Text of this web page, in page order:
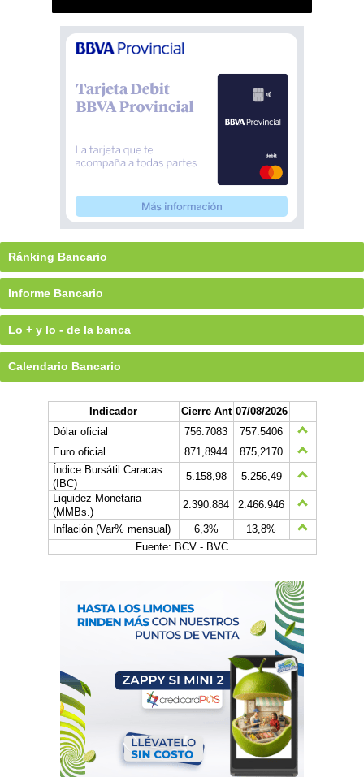
Ránking Bancario
Informe Bancario
Lo + y lo - de la banca
Calendario Bancario
Indicador Cierre Ant 07/08/2026
Dólar oficial
756.7083
757.5406
Euro oficial
871,8944
875,2170
Índice Bursátil Caracas
(IBC)
5.158,98
5.256,49
Liquidez Monetaria
(MMBs.)
2.390.884
2.466.946
Inflación (Var% mensual)
6,3%
13,8%
Fuente: BCV - BVC